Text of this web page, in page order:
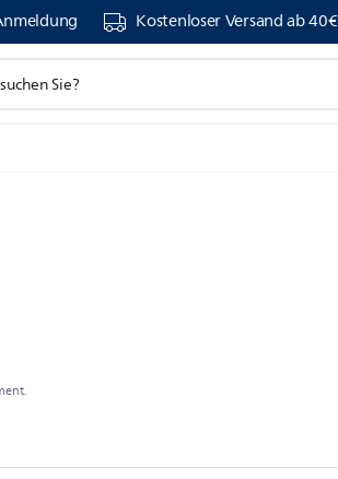
Kostenloser Versand ab 40€